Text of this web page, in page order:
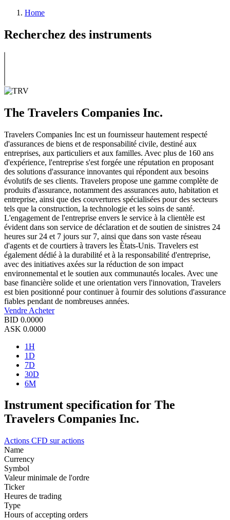
Home
Recherchez des instruments
The Travelers Companies Inc.
Travelers Companies Inc est un fournisseur hautement respecté
d'assurances de biens et de responsabilité civile, destiné aux
entreprises, aux particuliers et aux familles. Avec plus de 160 ans
d'expérience, l'entreprise s'est forgée une réputation en proposant
des solutions d'assurance innovantes qui répondent aux besoins
évolutifs de ses clients. Travelers propose une gamme complète de
produits d'assurance, notamment des assurances auto, habitation et
entreprise, ainsi que des couvertures spécialisées pour des secteurs
tels que la construction, la technologie et les soins de santé.
L'engagement de l'entreprise envers le service à la clientèle est
évident dans son service de déclaration et de soutien de sinistres 24
heures sur 24 et 7 jours sur 7, ainsi que dans son vaste réseau
d'agents et de courtiers à travers les États-Unis. Travelers est
également dédié à la durabilité et à la responsabilité d'entreprise,
avec des initiatives axées sur la réduction de son impact
environnemental et le soutien aux communautés locales. Avec une
base financière solide et une orientation vers l'innovation, Travelers
est bien positionné pour continuer à fournir des solutions d'assurance
fiables pendant de nombreuses années.
Vendre Acheter
BID 0.0000
ASK 0.0000
1H
1D
7D
30D
6M
Instrument specification for The
Travelers Companies Inc.
Actions CFD sur actions
Name
Currency
Symbol
Valeur minimale de l'ordre
Ticker
Heures de trading
Type
Hours of accepting orders